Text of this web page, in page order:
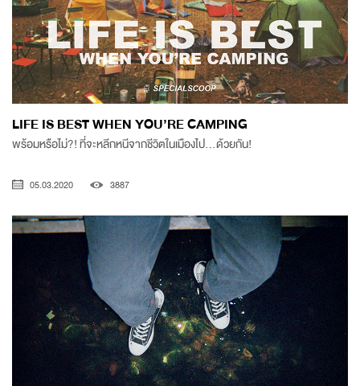
LIFE IS BEST WHEN YOU’RE CAMPING
พร้อมหรือไม่?! ที่จะหลีกหนีจากชีวิตในเมืองไป...ด้วยกัน!
05.03.2020 3887